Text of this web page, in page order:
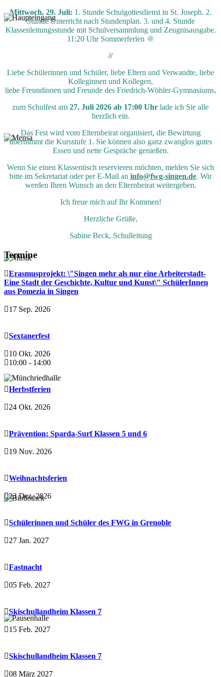
Mittwoch, 29. Juli: 1. Stunde Schulgottesdienst in St. Joseph. 2.
Stunde Unterricht nach Stundenplan. 3. und 4. Stunde
Klassenleitungsstunde mit Schulversammlung und Zeugnisausgabe.
11:20 Uhr Sommerferien 🌞
//
Liebe Schülerinnen und Schüler, liebe Eltern und Verwandte, liebe
Kolleginnen und Kollegen,
liebe Freundinnen und Freunde des Friedrich-Wöhler-Gymnasiums,
zum Schulfest am 27. Juli 2026 ab 17:00 Uhr lade ich Sie alle
herzlich ein.
Das Fest wird vom Elternbeirat organisiert, die Bewirtung
übernimmt die Kursstufe 1. Sie können also ganz zwanglos gutes
Essen und nette Gespräche genießen.
Wenn Sie einen Klassentisch reservieren möchten, melden Sie sich
bitte im Sekretariat oder per E-Mail an info@fwg-singen.de. Wir
werden Ihren Wunsch an den Elternbeirat weitergeben.
Ich freue mich auf Ihr Kommen!
Herzliche Grüße,
Sabine Beck, Schulleitung
Termine
Erasmusprojekt: \"Singen mehr als nur eine Arbeiterstadt-
Eine Stadt der Geschichte, Kultur und Kunst\" SchülerInnen
aus Pomezia in Singen
17 Sep. 2026
Sextanerfest
10 Okt. 2026
10:00 - 14:00
Herbstferien
24 Okt. 2026
Prävention: Sparda-Surf Klassen 5 und 6
19 Nov. 2026
Weihnachtsferien
23 Dez. 2026
Schülerinnen und Schüler des FWG in Grenoble
27 Jan. 2027
Fastnacht
05 Feb. 2027
Skischullandheim Klassen 7
15 Feb. 2027
Skischullandheim Klassen 7
08 März 2027